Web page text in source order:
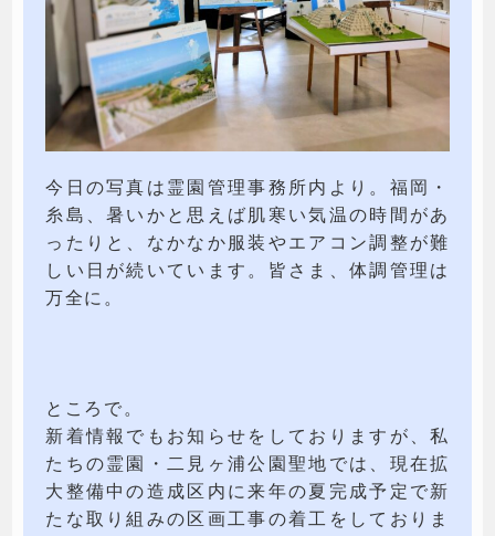
今日の写真は霊園管理事務所内より。福岡・
糸島、暑いかと思えば肌寒い気温の時間があ
ったりと、なかなか服装やエアコン調整が難
しい日が続いています。皆さま、体調管理は
万全に。
ところで。
新着情報でもお知らせをしておりますが、私
たちの霊園・二見ヶ浦公園聖地では、現在拡
大整備中の造成区内に来年の夏完成予定で新
たな取り組みの区画工事の着工をしておりま